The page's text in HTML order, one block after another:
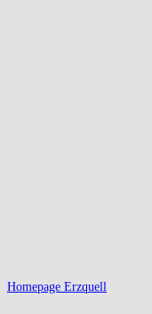
Homepage Erzquell